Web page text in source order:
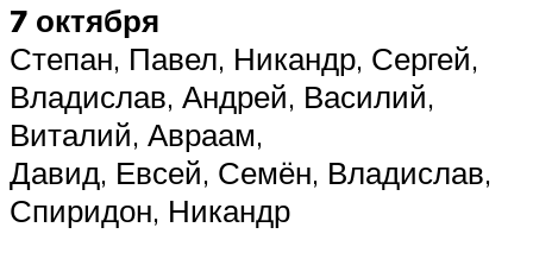
7 октября
Степан, Павел, Никандр, Сергей,
Владислав, Андрей, Василий,
Виталий, Авраам,
Давид, Евсей, Семён, Владислав,
Спиридон, Никандр